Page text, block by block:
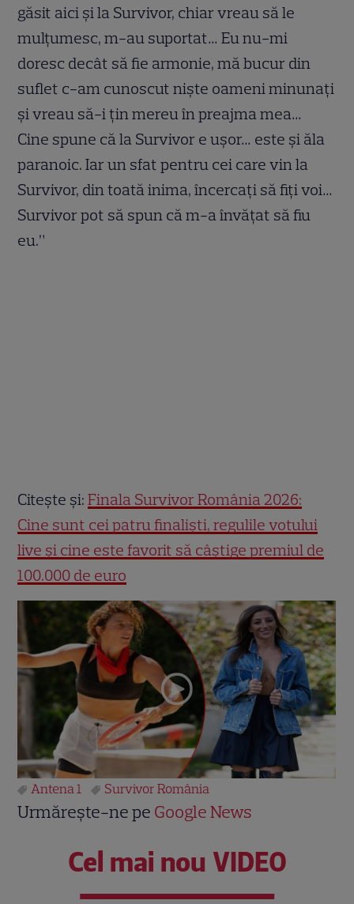
găsit aici și la Survivor, chiar vreau să le
mulțumesc, m-au suportat… Eu nu-mi
doresc decât să fie armonie, mă bucur din
suflet c-am cunoscut niște oameni minunați
și vreau să-i țin mereu în preajma mea…
Cine spune că la Survivor e ușor… este și ăla
paranoic. Iar un sfat pentru cei care vin la
Survivor, din toată inima, încercați să fiți voi…
Survivor pot să spun că m-a învățat să fiu
eu.”
Citește și:Finala Survivor România 2026:
Cine sunt cei patru finaliști, regulile votului
live și cine este favorit să câștige premiul de
100.000 de euro
Antena 1 Survivor România
Urmărește-ne pe Google News
Cel mai nou VIDEO